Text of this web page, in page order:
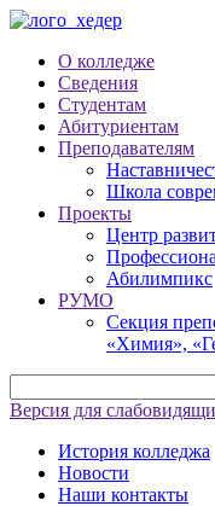
О колледже
Сведения
Студентам
Абитуриентам
Преподавателям
Школа
Проекты
Центр
Абилимпикс
РУМО
Секция
«Химия»,
Версия для
История колледжа
Новости
Наши контакты